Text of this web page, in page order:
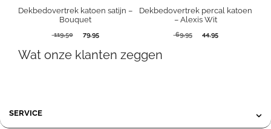
Dekbedovertrek katoen satijn –
Bouquet
119,50
Oorspronkelijke
was:
79,95Huidige
is:
Dekbedovertrek percal katoen
– Alexis Wit
69,95
Oorspronkelijke
44,95Huidige
Wat onze klanten zeggen
SERVICE